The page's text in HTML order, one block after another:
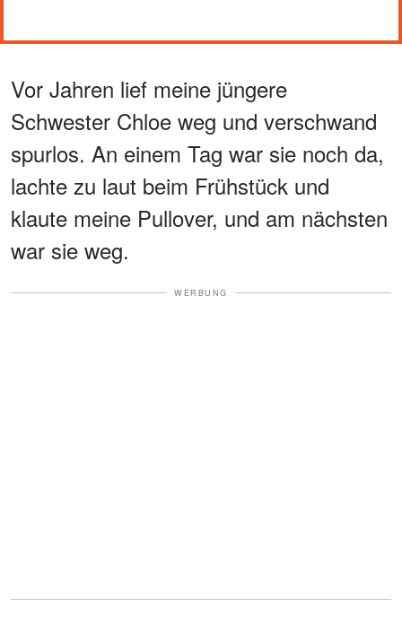
Vor Jahren lief meine jüngere
Schwester Chloe weg und verschwand
spurlos. An einem Tag war sie noch da,
lachte zu laut beim Frühstück und
klaute meine Pullover, und am nächsten
war sie weg.
WERBUNG